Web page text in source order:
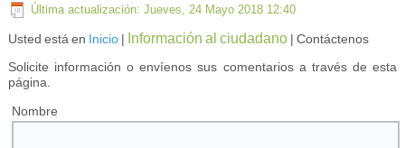
Última actualización: Jueves, 24 Mayo 2018 12:40
Usted está en Inicio | Información al ciudadano | Contáctenos
Solicite información o envíenos sus comentarios a través de esta
página.
Nombre